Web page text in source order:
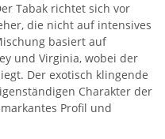
Tabak richtet sich vor
die nicht auf intensives
basiert auf
und Virginia, wobei der
Der exotisch klingende
Charakter der
Profil und